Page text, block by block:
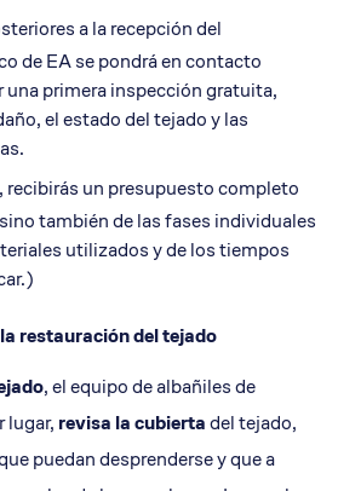
a la recepción del
de EA se pondrá en contacto
primera inspección gratuita,
el estado del tejado y las
recibirás un presupuesto completo
también de las fases individuales
utilizados y de los tiempos
restauración del tejado
, el equipo de albañiles de
lugar, revisa la cubiertadel tejado,
puedan desprenderse y que a